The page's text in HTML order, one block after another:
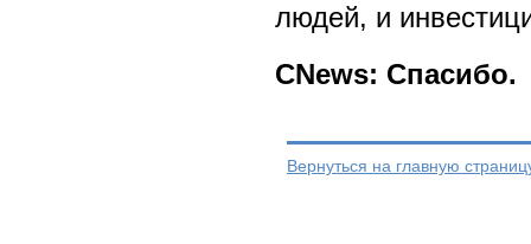
людей, и
CNews: Спасибо.
Вернуться на главную